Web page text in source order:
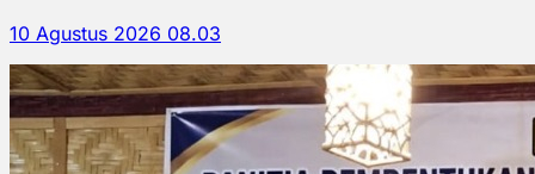
10 Agustus 2026 08.03